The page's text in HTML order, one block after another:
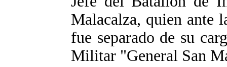
Malacalza, quien ante
fue separado de su
Militar "General San